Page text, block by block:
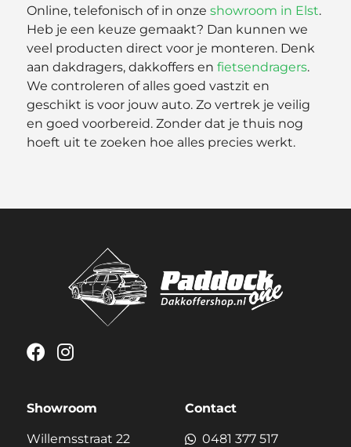
Online, telefonisch of in onzeshowroom in Elst.
Heb je een keuze gemaakt? Dan kunnen we
veel producten direct voor je monteren. Denk
aan dakdragers, dakkoffers enfietsendragers.
We controleren of alles goed vastzit en
geschikt is voor jouw auto. Zo vertrek je veilig
en goed voorbereid. Zonder dat je thuis nog
hoeft uit te zoeken hoe alles precies werkt.
Showroom
Willemsstraat 22
Contact
0481 377 517